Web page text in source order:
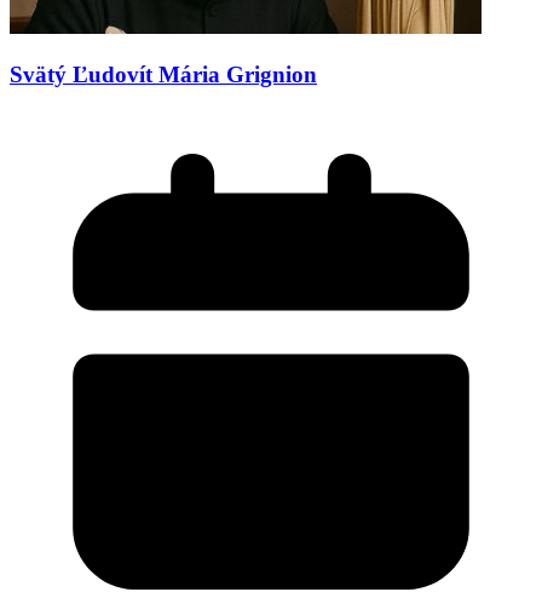
Svätý Ľudovít Mária Grignion